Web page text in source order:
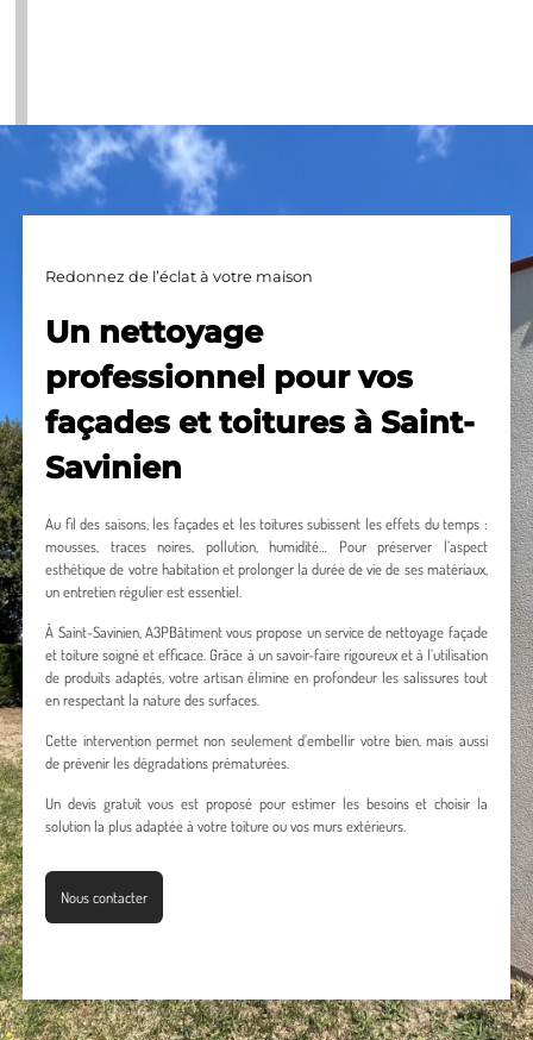
Redonnez de l’éclat à votre maison
Un nettoyage
professionnel pour vos
façades et toitures à Saint-
Savinien
Au fil des saisons, les façades et les toitures subissent les effets du temps :
mousses, traces noires, pollution, humidité… Pour préserver l’aspect
esthétique de votre habitation et prolonger la durée de vie de ses matériaux,
un entretien régulier est essentiel.
À Saint-Savinien, A3PBâtiment vous propose un service de nettoyage façade
et toiture soigné et efficace. Grâce à un savoir-faire rigoureux et à l’utilisation
de produits adaptés, votre artisan élimine en profondeur les salissures tout
en respectant la nature des surfaces.
Cette intervention permet non seulement d’embellir votre bien, mais aussi
de prévenir les dégradations prématurées.
Un devis gratuit vous est proposé pour estimer les besoins et choisir la
solution la plus adaptée à votre toiture ou vos murs extérieurs.
Nous contacter